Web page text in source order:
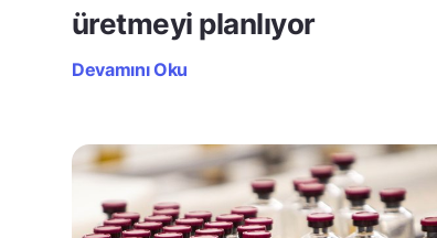
üretmeyi planlıyor
Devamını Oku